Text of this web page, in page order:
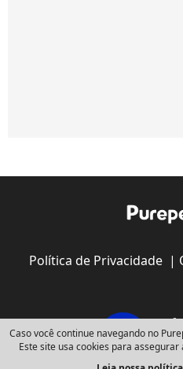
Política de Privacidade|
Caso você continue navegando no
Este site usa cookies para